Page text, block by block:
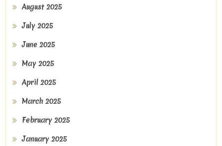
August 2025
July 2025
June 2025
May 2025
April 2025
March 2025
February 2025
January 2025